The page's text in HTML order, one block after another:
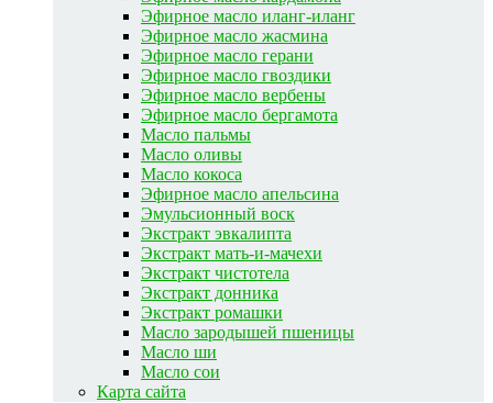
Эфирное масло иланг-иланг
Эфирное масло жасмина
Эфирное масло герани
Эфирное масло гвоздики
Эфирное масло вербены
Эфирное масло бергамота
Масло пальмы
Масло оливы
Масло кокоса
Эфирное масло апельсина
Эмульсионный воск
Экстракт эвкалипта
Экстракт мать-и-мачехи
Экстракт чистотела
Экстракт донника
Экстракт ромашки
Масло зародышей пшеницы
Масло ши
Масло сои
Карта сайта